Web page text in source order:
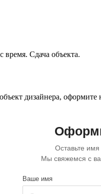
время. Сдача объекта.
дизайнера, оформите
Оставьте
Мы свяжемся с
Ваше имя